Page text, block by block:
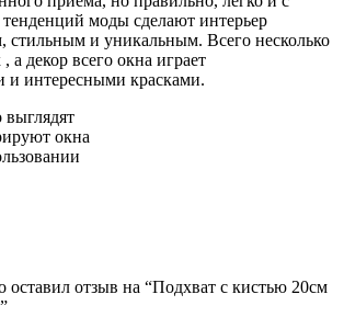
моды сделают интерьер
и уникальным. Всего несколько
а декор всего окна играет
интересными красками.
выглядят
окна
оставил отзыв на “Подхват с кистью 20см